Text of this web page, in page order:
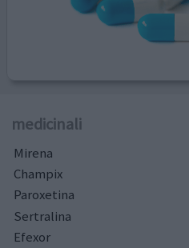
medicinali
Mirena
Champix
Paroxetina
Sertralina
Efexor